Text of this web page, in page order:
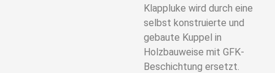
Klappluke wird durch eine
selbst konstruierte und
gebaute Kuppel in
Holzbauweise mit GFK-
Beschichtung ersetzt.